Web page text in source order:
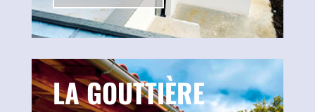
LA GOUTTIÈRE